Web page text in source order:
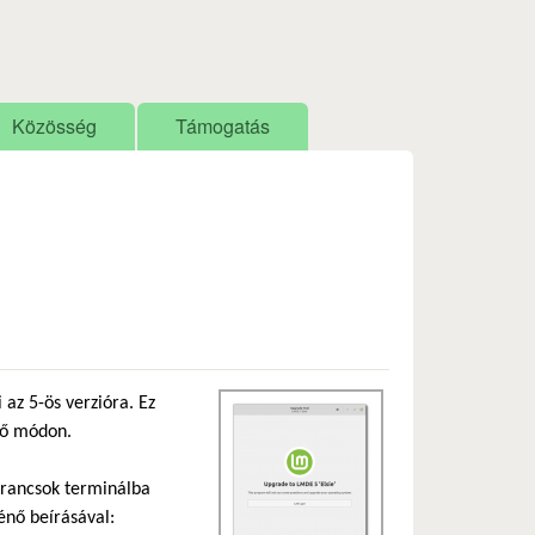
Közösség Támogatás
5-ös verzióra. Ez
módon.
terminálba
beírásával: